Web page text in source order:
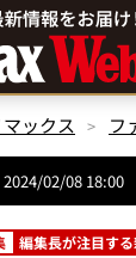
ックス フ
2024/02/08 18:00
編集長が注目する